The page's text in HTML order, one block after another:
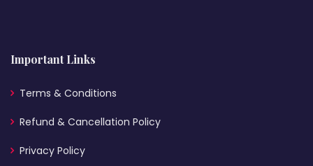
Important Links
Terms & Conditions
Refund & Cancellation Policy
Privacy Policy